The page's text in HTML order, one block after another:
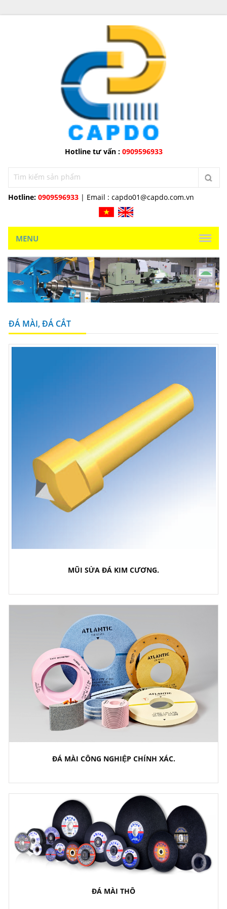
Hotline tư vấn : 0909596933
Hotline: 0909596933 | Email : capdo01@capdo.com.vn
MENU
ĐÁ MÀI, ĐÁ CẮT
MŨI SỬA ĐÁ KIM CƯƠNG.
ĐÁ MÀI CÔNG NGHIỆP CHÍNH XÁC.
ĐÁ MÀI THÔ